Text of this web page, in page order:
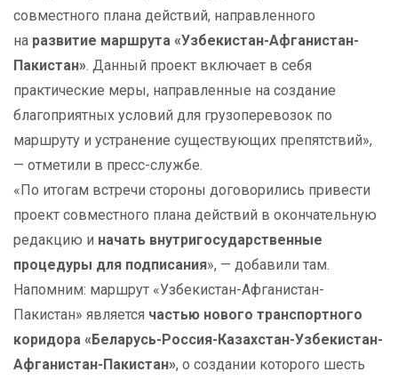
совместного плана действий, направленного
на развитие маршрута «Узбекистан-Афганистан-
Пакистан». Данный проект включает в себя
практические меры, направленные на создание
благоприятных условий для грузоперевозок по
маршруту и устранение существующих препятствий»,
— отметили в пресс-службе.
«По итогам встречи стороны договорились привести
проект совместного плана действий в окончательную
редакцию и начать внутригосударственные
процедуры для подписания», — добавили там.
Напомним: маршрут «Узбекистан-Афганистан-
Пакистан» является частью нового транспортного
коридора «Беларусь-Россия-Казахстан-Узбекистан-
Афганистан-Пакистан», о создании которого шесть